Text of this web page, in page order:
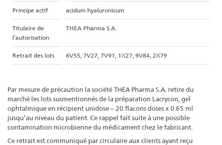
Principe actif acidum hyaluronicum
Titulaire de
l’autorisation
THEA Pharma S.A.
Retrait des lots 6V55, 7V27, 7V91, 1X27, 9V84, 2X79
Par mesure de précaution la société THEA Pharma S.A. retire du
marché les lots susmentionnés de la préparation Lacrycon, gel
ophtalmique en récipient unidose – 20 flacons doses x 0.65 ml
jusqu’au niveau du patient. Ce rappel fait suite à une possible
contamination microbienne du médicament chez le fabricant.
Ce retrait est communiqué par circulaire aux clients ayant reçu